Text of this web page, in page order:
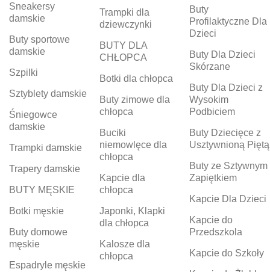
Sneakersy
damskie
Buty sportowe
damskie
Szpilki
Sztyblety damskie
Śniegowce
damskie
Trampki damskie
Trapery damskie
BUTY MĘSKIE
Botki męskie
Buty domowe
męskie
Espadryle męskie
Trampki dla
dziewczynki
BUTY DLA
CHŁOPCA
Botki dla chłopca
Buty zimowe dla
chłopca
Buciki
niemowlęce dla
chłopca
Kapcie dla
chłopca
Japonki, Klapki
dla chłopca
Kalosze dla
chłopca
Buty
Profilaktyczne Dla
Dzieci
Buty Dla Dzieci
Skórzane
Buty Dla Dzieci z
Wysokim
Podbiciem
Buty Dziecięce z
Usztywnioną Piętą
Buty ze Sztywnym
Zapiętkiem
Kapcie Dla Dzieci
Kapcie do
Przedszkola
Kapcie do Szkoły